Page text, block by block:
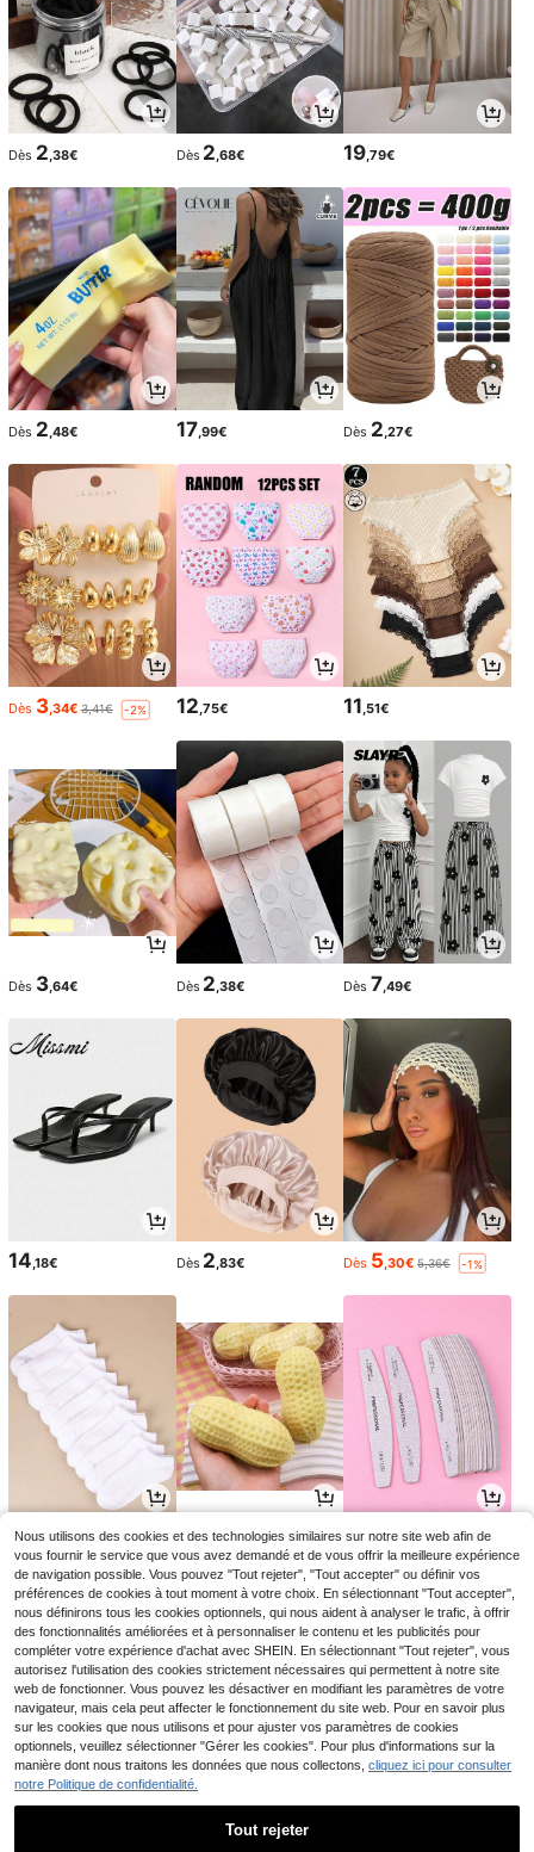
Dès 2 ,38€ Dès 2 ,68€ 19 ,79€
Dès 2,48€ 17,99€ Dès 2,27€
Dès 3,34€ 3,41€ -2% 12,75€ 11,51€
Dès 3,64€ Dès 2 ,38€ Dès 7 ,49€
14,18€ Dès 2,83€ Dès 5,30€ 5,36€ -1%
Dès2 ,88€ Dès2,46€ Dès 3,18€3,28€ -3%
7
Nous utilisons des cookies et des technologies similaires sur notre site web afin de
vous fournir le service que vous avez demandé et de vous offrir la meilleure expérience
de navigation possible. Vous pouvez "Tout rejeter", "Tout accepter" ou définir vos
préférences de cookies à tout moment à votre choix. En sélectionnant "Tout accepter",
nous définirons tous les cookies optionnels, qui nous aident à analyser le trafic, à offrir
des fonctionnalités améliorées et à personnaliser le contenu et les publicités pour
compléter votre expérience d'achat avec SHEIN. En sélectionnant "Tout rejeter", vous
autorisez l'utilisation des cookies strictement nécessaires qui permettent à notre site
web de fonctionner. Vous pouvez les désactiver en modifiant les paramètres de votre
navigateur, mais cela peut affecter le fonctionnement du site web. Pour en savoir plus
sur les cookies que nous utilisons et pour ajuster vos paramètres de cookies
optionnels, veuillez sélectionner "Gérer les cookies". Pour plus d'informations sur la
manière dont nous traitons les données que nous collectons, cliquez ici pour consulter
notre Politique de confidentialité.
Tout rejeter